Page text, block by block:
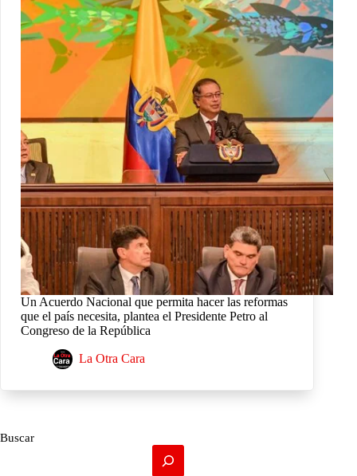
Un Acuerdo Nacional que permita hacer las reformas
que el país necesita, plantea el Presidente Petro al
Congreso de la República
La Otra Cara
Buscar